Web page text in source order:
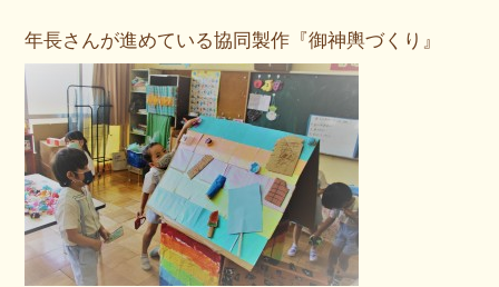
年長さんが進めている協同製作『御神輿づくり』